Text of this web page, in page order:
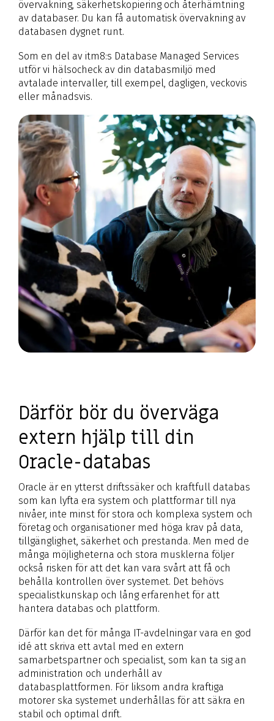
övervakning, säkerhetskopiering och återhämtning
av databaser. Du kan få automatisk övervakning av
databasen dygnet runt.
Som en del av itm8:s Database Managed Services
utför vi hälsocheck av din databasmiljö med
avtalade intervaller, till exempel, dagligen, veckovis
eller månadsvis.
Därför bör du överväga
extern hjälp till din
Oracle-databas
Oracle är en ytterst driftssäker och kraftfull databas
som kan lyfta era system och plattformar till nya
nivåer, inte minst för stora och komplexa system och
företag och organisationer med höga krav på data,
tillgänglighet, säkerhet och prestanda. Men med de
många möjligheterna och stora musklerna följer
också risken för att det kan vara svårt att få och
behålla kontrollen över systemet. Det behövs
specialistkunskap och lång erfarenhet för att
hantera databas och plattform.
Därför kan det för många IT-avdelningar vara en god
idé att skriva ett avtal med en extern
samarbetspartner och specialist, som kan ta sig an
administration och underhåll av
databasplattformen. För liksom andra kraftiga
motorer ska systemet underhållas för att säkra en
stabil och optimal drift.